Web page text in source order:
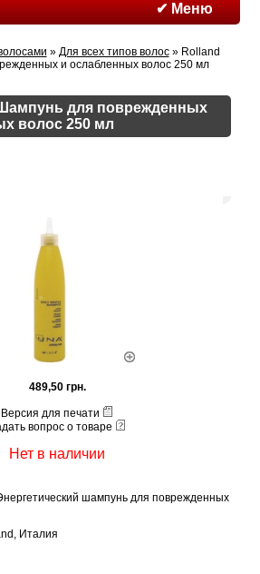
✔ Меню
» Для всех типов волос» Rolland
и ослабленных волос 250 мл
для поврежденных
волос 250 мл
489,50 грн.
Версия для печати
вопрос о товаре
Нет в наличии
шампунь для поврежденных
Италия